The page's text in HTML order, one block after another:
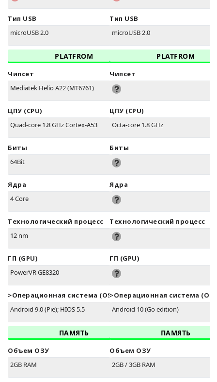
Тип USB
microUSB 2.0
PLATFROM
Чипсет
Mediatek Helio A22 (MT6761)
ЦПУ (CPU)
Quad-core 1.8 GHz Cortex-A53
Биты
64Bit
Ядра
4 Core
Технологический процесс
12 nm
ГП (GPU)
PowerVR GE8320
>Oперационная система (OS)
Android 9.0 (Pie); HIOS 5.5
ПАМЯТЬ
Объем ОЗУ
2GB RAM
Тип USB
microUSB 2.0
PLATFROM
Чипсет
ЦПУ (CPU)
Octa-core 1.8 GHz
Биты
Ядра
Технологический процесс
ГП (GPU)
>Oперационная система (OS)
Android 10 (Go edition)
ПАМЯТЬ
Объем ОЗУ
2GB / 3GB RAM